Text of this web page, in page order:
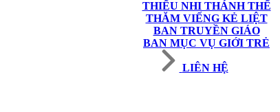
THIẾU NHI THÁNH THỂ
THĂM VIẾNG KẺ LIỆT
BAN TRUYỀN GIÁO
BAN MỤC VỤ GIỚI TRẺ
LIÊN HỆ